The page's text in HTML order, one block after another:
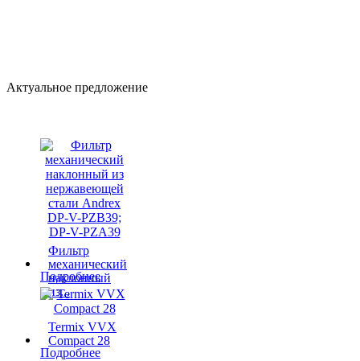
Актуальное предложение
Фильтр
механический
наклонный
из...
Подробнее
Termix VVX
Compact 28
Подробнее